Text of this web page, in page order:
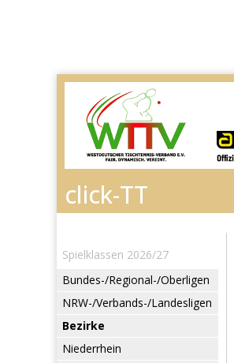
Spielklassen 2026/27
Bundes-/Regional-/Oberligen
NRW-/Verbands-/Landesligen
Bezirke
Niederrhein